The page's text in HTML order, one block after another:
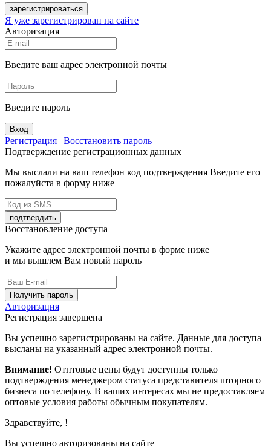
зарегистрироваться
Я уже зарегистрирован на сайте
Авторизация
Введите ваш адрес электронной почты
Введите пароль
Вход
Регистрация | Восстановить пароль
Подтверждение регистрационных данных
Мы выслали на ваш телефон код подтверждения Введите его
пожалуйста в форму ниже
подтвердить
Восстановление доступа
Укажите адрес электронной почты в форме ниже
и мы вышлем Вам новый пароль
Получить пароль
Авторизация
Регистрация завершена
Вы успешно зарегистрированы на сайте. Данные для доступа
высланы на указанный адрес электронной почты.
Внимание! Отптовые цены будут доступны только
подтверждения менеджером статуса представителя шторного
бизнеса по телефону. В ваших интересах мы не предоставляем
оптовые условия работы обычным покупателям.
Здравствуйте, !
Вы успешно авторизованы на сайте